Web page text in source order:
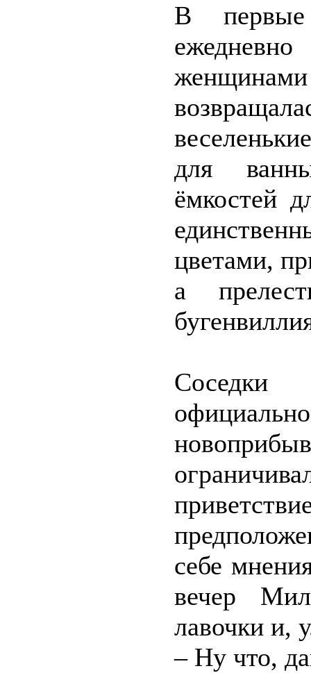
В
для
ёмкостей
цветами,
а
Соседки
себе
вечер
лавочки и,
– Ну что,